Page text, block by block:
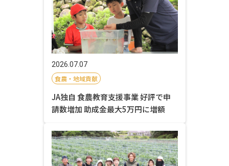
2026.07.07
食農・地域貢献
JA独自 食農教育支援事業 好評で申
請数増加 助成金最大5万円に増額